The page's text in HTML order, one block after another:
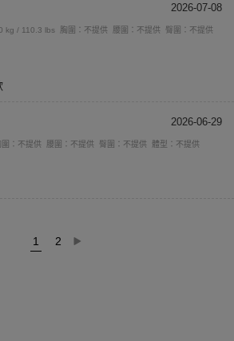
2026-07-08
kg / 110.3 lbs 胸圍：不提供 腰圍：不提供
臀圍：不提供
2026-06-29
圍：不提供 腰圍：不提供 臀圍：不提供
體型：不提供
1 2